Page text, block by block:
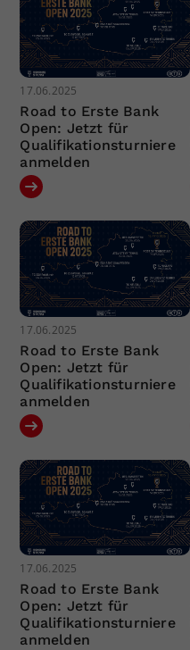
17.06.2025
Road to Erste Bank
Open: Jetzt für
Qualifikationsturniere
anmelden
17.06.2025
Road to Erste Bank
Open: Jetzt für
Qualifikationsturniere
anmelden
17.06.2025
Road to Erste Bank
Open: Jetzt für
Qualifikationsturniere
anmelden